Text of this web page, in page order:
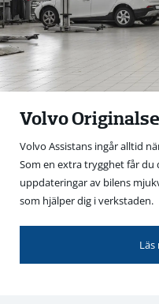
Volvo
Volvo Assistans ingår alltid
Som en extra trygghet får
uppdateringar av bilens
som hjälper dig i verkstaden.
Läs